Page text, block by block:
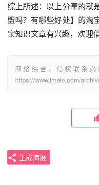
综上所述：以上分享的就
盟吗？有哪些好处】的淘
宝知识文章有兴趣，欢迎借
网络综合，侵权联系必
https://www.imeie.com/
生成海报